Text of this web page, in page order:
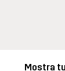
Mostra